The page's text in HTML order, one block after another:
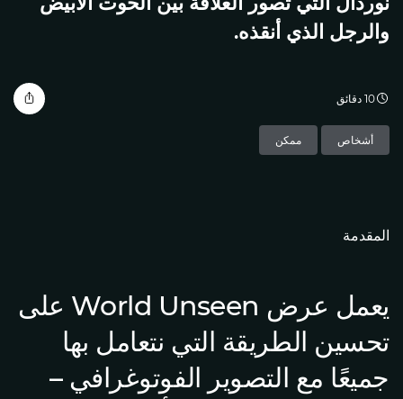
والرجل الذي أنقذه.
10 دقائق
أشخاص ممكن
المقدمة
يعمل عرض World Unseen على
تحسين الطريقة التي نتعامل بها
جميعًا مع التصوير الفوتوغرافي –